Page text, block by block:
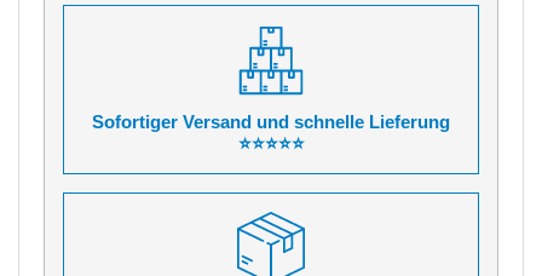
Sofortiger Versand und schnelle Lieferung
⭐⭐⭐⭐⭐